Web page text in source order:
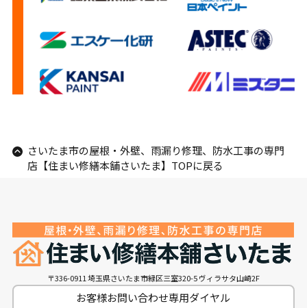
さいたま市の屋根・外壁、雨漏り修理、防水工事の専門
店【住まい修繕本舗さいたま】TOPに戻る
〒336-0911 埼玉県さいたま市緑区三室320-5 ヴィラサタ山崎2F
お客様お問い合わせ専用ダイヤル